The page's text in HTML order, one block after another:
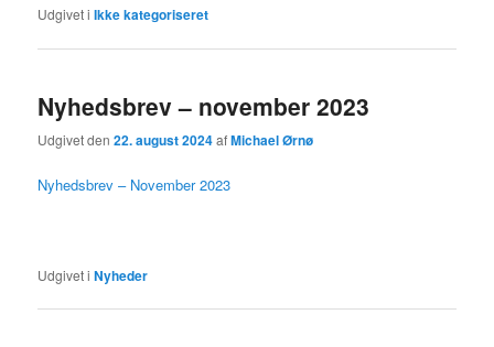
Udgivet i Ikke kategoriseret
Nyhedsbrev – november 2023
Udgivet den22. august 2024afMichael Ørnø
Nyhedsbrev – November 2023
Udgivet i Nyheder